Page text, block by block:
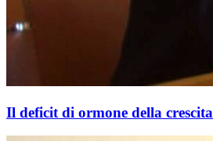
Il deficit di ormone della crescita